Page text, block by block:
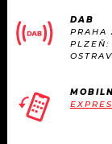
DAB
PRAHA
PLZEŇ: